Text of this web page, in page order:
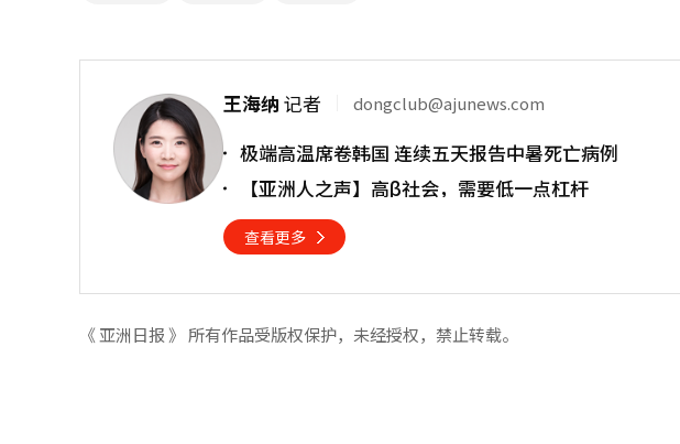
王海纳 记者 dongclub@ajunews.com
极端高温席卷韩国 连续五天报告中暑死亡病例
【亚洲人之声】高β社会，需要低一点杠杆
查看更多
《 亚洲日报 》 所有作品受版权保护，未经授权，禁止转载。